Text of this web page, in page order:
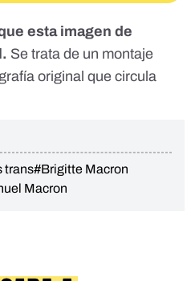
esta imagen de
Se trata de un montaje
original que circula
trans#Brigitte Macron
Macron